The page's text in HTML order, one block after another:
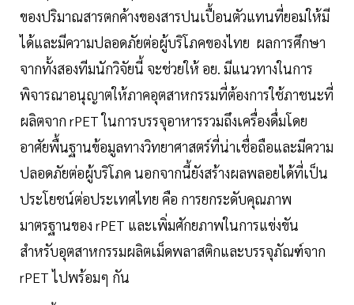
ของปริมาณสารตกค้างของสารปนเปื้อนตัวแทนที่ยอมให้มี
ได้และมีความปลอดภัยต่อผู้บริโภคของไทย ผลการศึกษา
จากทั้งสองทีมนักวิจัยนี้ จะช่วยให้ อย. มีแนวทางในการ
พิจารณาอนุญาตให้ภาคอุตสาหกรรมที่ต้องการใช้ภาชนะที่
ผลิตจาก rPET ในการบรรจุอาหารรวมถึงเครื่องดื่มโดย
อาศัยพื้นฐานข้อมูลทางวิทยาศาสตร์ที่น่าเชื่อถือและมีความ
ปลอดภัยต่อผู้บริโภค นอกจากนี้ยังสร้างผลพลอยได้ที่เป็น
ประโยชน์ต่อประเทศไทย คือ การยกระดับคุณภาพ
มาตรฐานของ rPET และเพิ่มศักยภาพในการแข่งขัน
สำหรับอุตสาหกรรมผลิตเม็ดพลาสติกและบรรจุภัณฑ์จาก
rPET ไปพร้อมๆ กัน